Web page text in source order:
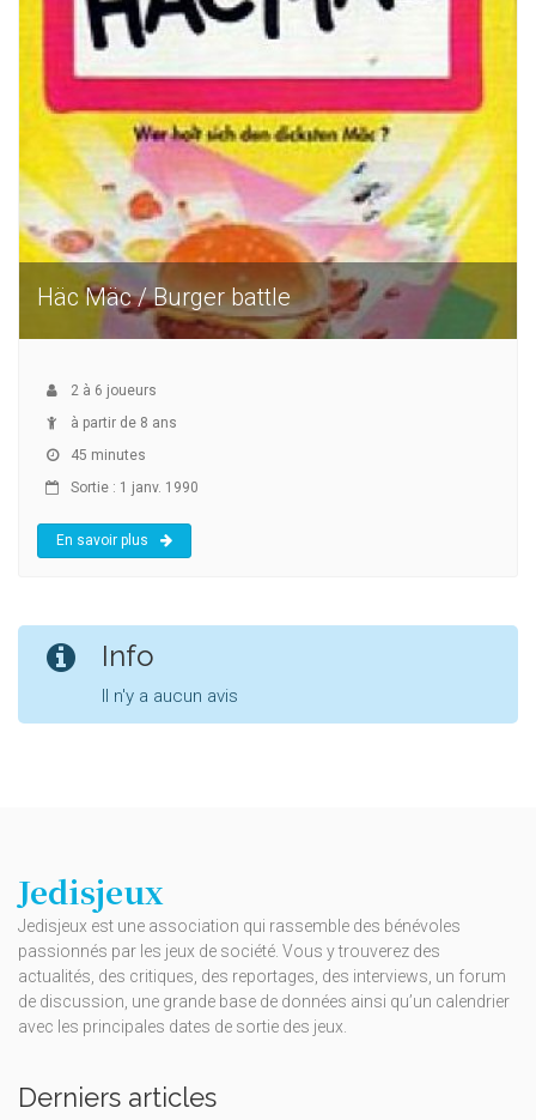
Häc Mäc / Burger battle
2 à 6 joueurs
à partir de 8 ans
45 minutes
Sortie : 1 janv. 1990
En savoir plus
Info
Il n'y a aucun avis
Jedisjeux
Jedisjeux est une association qui rassemble des bénévoles
passionnés par les jeux de société. Vous y trouverez des
actualités, des critiques, des reportages, des interviews, un forum
de discussion, une grande base de données ainsi qu’un calendrier
avec les principales dates de sortie des jeux.
Derniers articles